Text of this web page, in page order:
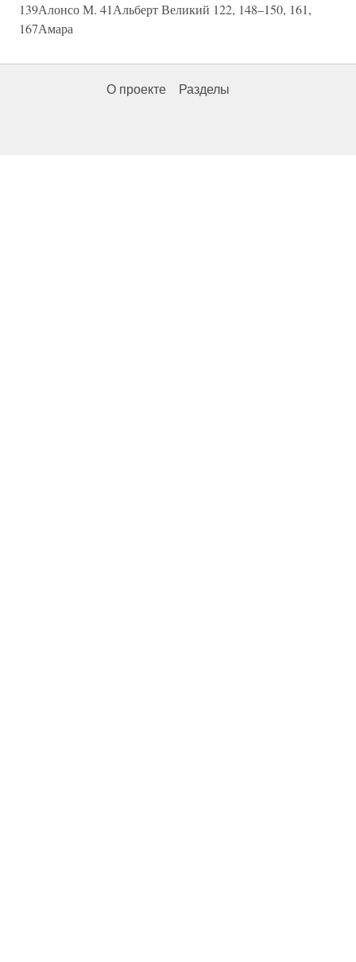
139Алонсо М. 41Альберт Великий 122, 148–150, 161,
167Амара
О проекте Разделы